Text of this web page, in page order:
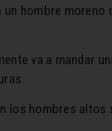
hombre
va a mandar
los hombres